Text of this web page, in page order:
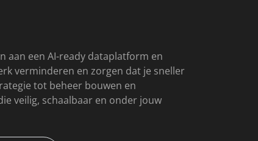
aan een AI-ready dataplatform en
verminderen en zorgen dat je sneller
tot beheer bouwen en
veilig, schaalbaar en onder jouw